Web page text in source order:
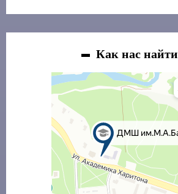
Как нас найти